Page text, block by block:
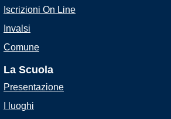
Iscrizioni On Line
Invalsi
Comune
La Scuola
Presentazione
I luoghi